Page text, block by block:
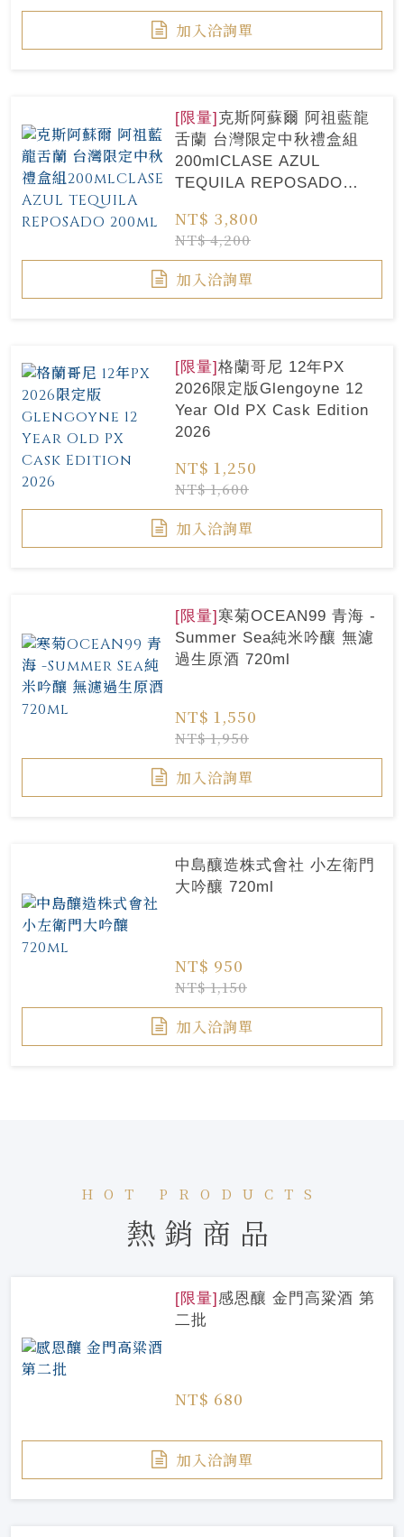
加入洽詢單
[限量]克斯阿蘇爾 阿祖藍龍
舌蘭 台灣限定中秋禮盒組
200mlCLASE AZUL
TEQUILA REPOSADO
NT$ 3,800
NT$ 4,200
加入洽詢單
[限量]格蘭哥尼 12年PX
2026限定版Glengoyne 12
Year Old PX Cask Edition
2026
NT$ 1,250
NT$ 1,600
加入洽詢單
[限量]寒菊OCEAN99 青海 -
Summer Sea純米吟釀 無濾
過生原酒 720ml
NT$ 1,550
NT$ 1,950
加入洽詢單
中島釀造株式會社 小左衛門
大吟釀 720ml
NT$ 950
NT$ 1,150
加入洽詢單
HOT PRODUCTS
熱銷商品
[限量]感恩釀 金門高粱酒 第
二批
NT$ 680
加入洽詢單